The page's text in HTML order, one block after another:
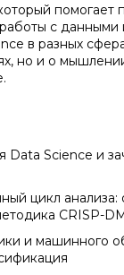
помогает
с данными
в разных
но и о
Data Science и
цикл анализа:
CRISP-
и машинного